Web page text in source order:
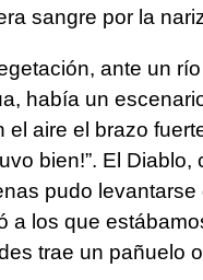
sangre por la
ante un
había un
aire el brazo
bien!”. El
pudo levantarse
a los que
trae un pañuelo